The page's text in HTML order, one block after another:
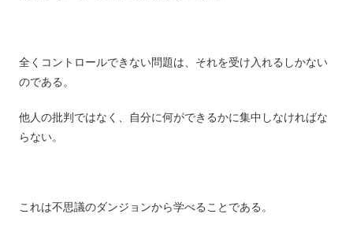
全くコントロールできない問題は、それを受け入れるしかない
のである。
他人の批判ではなく、自分に何ができるかに集中しなければな
らない。
これは不思議のダンジョンから学べることである。